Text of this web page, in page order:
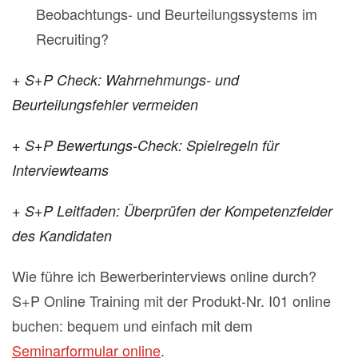
Beobachtungs- und Beurteilungssystems im
Recruiting?
+ S+P Check: Wahrnehmungs- und
Beurteilungsfehler vermeiden
+ S+P Bewertungs-Check: Spielregeln für
Interviewteams
+ S+P Leitfaden: Überprüfen der Kompetenzfelder
des Kandidaten
Wie führe ich Bewerberinterviews online durch?
S+P Online Training mit der Produkt-Nr. I01 online
buchen: bequem und einfach mit dem
Seminarformular online.